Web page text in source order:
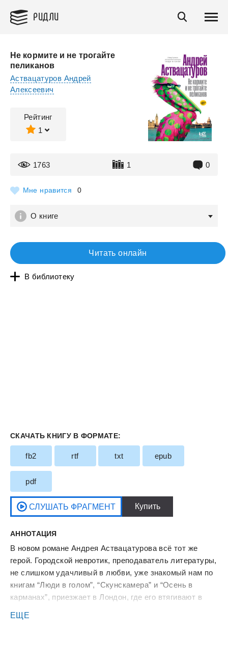
РИДЛИ
Не кормите и не трогайте
пеликанов
Аствацатуров Андрей
Алексеевич
Рейтинг
1
1763 1 0
Мне нравится 0
О книге
Читать онлайн
В библиотеку
СКАЧАТЬ КНИГУ В ФОРМАТЕ:
fb2 rtf txt epub
pdf
АННОТАЦИЯ
В новом романе Андрея Аствацатурова всё тот же
герой. Городской невротик, преподаватель литературы,
не слишком удачливый в любви, уже знакомый нам по
книгам “Люди в голом”, “Скунскамера” и “Осень в
карманах”, приезжает в Лондон, где его втягивают в
“Мир абсурден, странен, иррационален, анекдотичен,
ЕЩЕ